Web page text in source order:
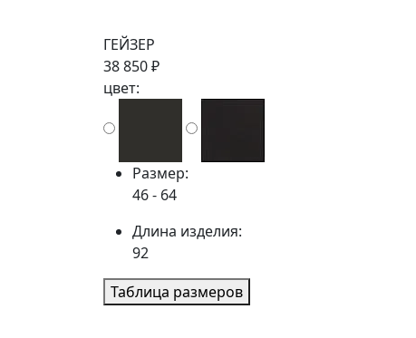
ГЕЙЗЕР
38 850 ₽
цвет:
Размер:
46 - 64
Длина изделия:
92
Таблица размеров